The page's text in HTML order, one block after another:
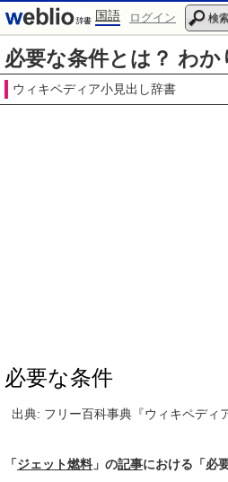
国語 ログイン 検
必要な条件とは？ わ
ウィキペディア小見出し辞書
必要な条件
出典: フリー百科事典『ウィキペディ
「ジェット燃料 」の記事における「必